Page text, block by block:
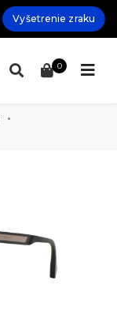
Vyšetrenie zraku
0